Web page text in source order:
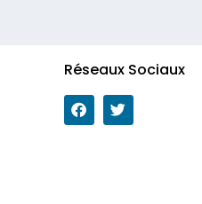
Réseaux Sociaux